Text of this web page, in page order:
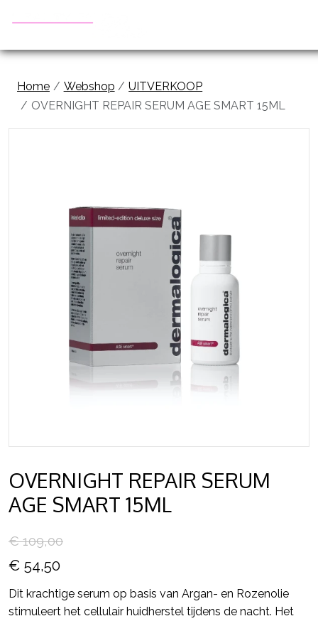
Home Webshop
UITVERKOOP
OVERNIGHT REPAIR SERUM AGE SMART 15ML
OVERNIGHT REPAIR SERUM
AGE SMART 15ML
€ 109,00
€ 54,50
Dit krachtige serum op basis van Argan- en Rozenolie
stimuleert het cellulair huidherstel tijdens de nacht. Het